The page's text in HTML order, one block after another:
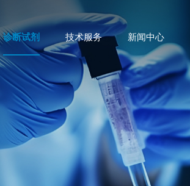
诊断试剂 技术服务 新闻中心